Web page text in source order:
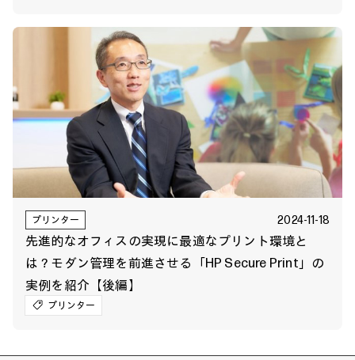
プリンター 2024-11-18
先進的なオフィスの実現に最適なプリント環境と
は？モダン管理を前進させる「HP Secure Print」の
実例を紹介【後編】
プリンター